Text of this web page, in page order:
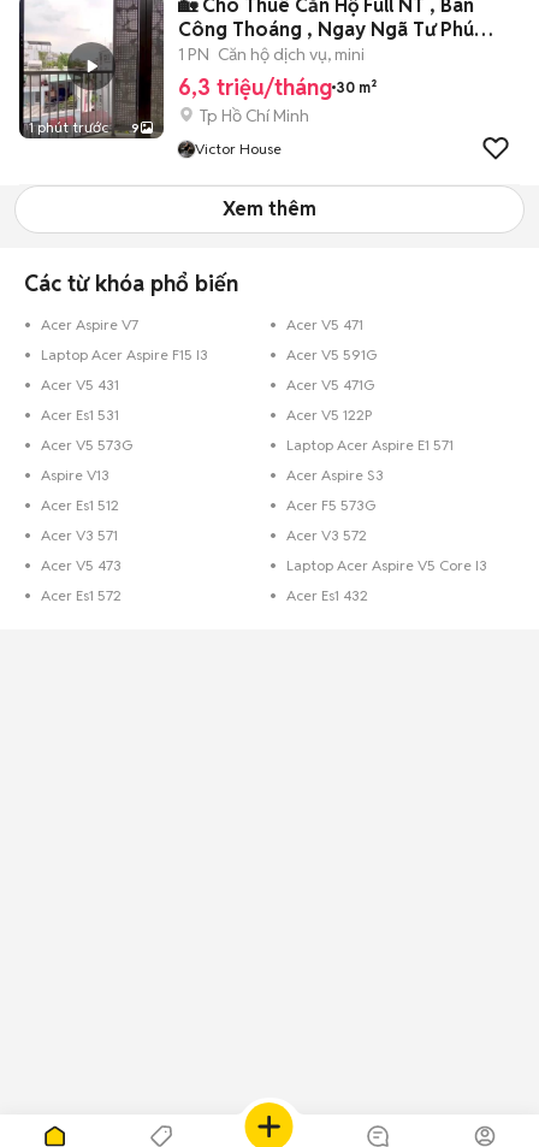
1 phút trước 9
🏡 Cho Thuê Căn Hộ Full NT , Ban
Công Thoáng , Ngay Ngã Tư Phú
Nhuận 🌹
1 PN Căn hộ dịch vụ, mini
6,3 triệu/tháng 30 m²
Tp Hồ Chí Minh
Victor House
Xem thêm
Các từ khóa phổ biến
Acer Aspire V7
Acer V5 471
Laptop Acer Aspire F15 I3
Acer V5 591G
Acer V5 431
Acer V5 471G
Acer Es1 531
Acer V5 122P
Acer V5 573G
Laptop Acer Aspire E1 571
Aspire V13
Acer Aspire S3
Acer Es1 512
Acer F5 573G
Acer V3 571
Acer V3 572
Acer V5 473
Laptop Acer Aspire V5 Core I3
Acer Es1 572
Acer Es1 432